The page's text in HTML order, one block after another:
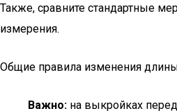
Также, сравните стандартные
измерения.
Общие правила изменения
Важно: на выкройках